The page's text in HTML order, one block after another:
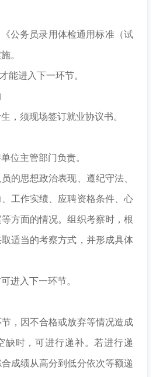
务员录用体检通用标准（试
。
进入下一环节。
须现场签订就业协议书。
主管部门负责。
思想政治表现、遵纪守法、
工作实绩、应聘资格条件、心
方面的情况。组织考察时，根
适当的考察方式，并形成具体
入下一环节。
因不合格或放弃等情况造成
缺时，可进行递补。若进行递
成绩从高分到低分依次等额递